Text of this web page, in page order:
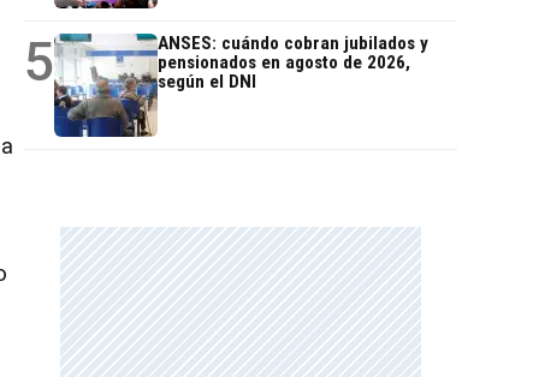
5
ANSES: cuándo cobran jubilados y
pensionados en agosto de 2026,
según el DNI